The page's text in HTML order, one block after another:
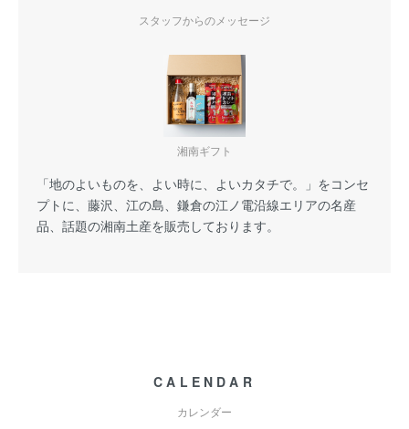
スタッフからのメッセージ
湘南ギフト
「地のよいものを、よい時に、よいカタチで。」をコンセ
プトに、藤沢、江の島、鎌倉の江ノ電沿線エリアの名産
品、話題の湘南土産を販売しております。
CALENDAR
カレンダー